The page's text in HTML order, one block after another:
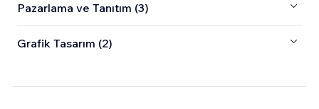
Pazarlama ve Tanıtım (3)
Grafik Tasarım (2)